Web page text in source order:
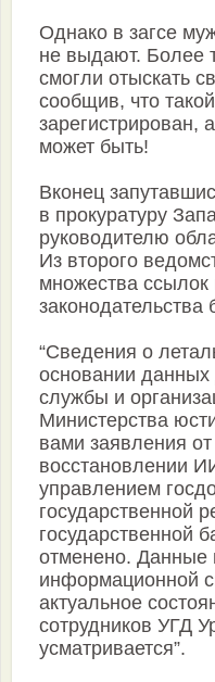
Однако в загсе
не выдают. Более
смогли отыскать
сообщив, что
зарегистрирован,
может быть!
Вконец
в прокуратуру
руководителю
Из второго
множества
законодательства
“Сведения о
основании данных
службы и
Министерства
вами заявления
восстановлении
управлением
государственной
государственной
отменено. Данные
информационной
актуальное
сотрудников УГД
усматривается”.